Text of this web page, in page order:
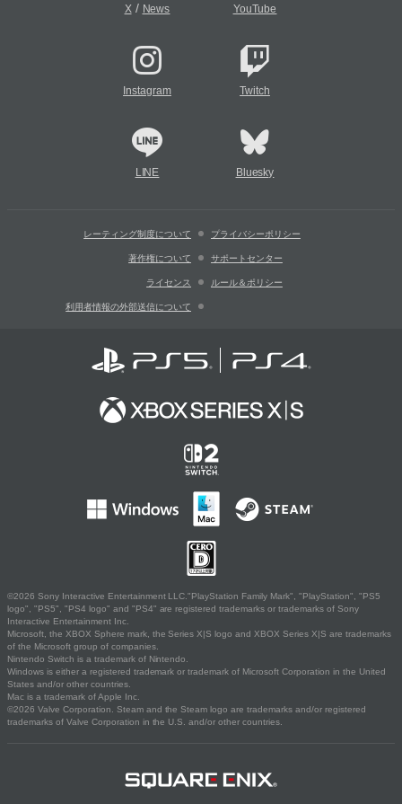
X/ News YouTube
Instagram Twitch
LINE Bluesky
レーティング制度について プライバシーポリシー
著作権について サポートセンター
ライセンス ルール＆ポリシー
利用者情報の外部送信について
©2026 Sony Interactive Entertainment LLC."PlayStation Family Mark", "PlayStation", "PS5
logo", "PS5", "PS4 logo" and "PS4" are registered trademarks or trademarks of Sony
Interactive Entertainment Inc.
Microsoft, the XBOX Sphere mark, the Series X|S logo and XBOX Series X|S are trademarks
of the Microsoft group of companies.
Nintendo Switch is a trademark of Nintendo.
Windows is either a registered trademark or trademark of Microsoft Corporation in the United
States and/or other countries.
Mac is a trademark of Apple Inc.
©2026 Valve Corporation. Steam and the Steam logo are trademarks and/or registered
trademarks of Valve Corporation in the U.S. and/or other countries.